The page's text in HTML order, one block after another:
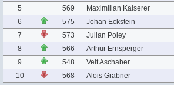
5
569
Maximilian Kaiserer
6
575
Johan Eckstein
7
573
Julian Poley
8
566
Arthur Ernsperger
9
548
Veit Aschaber
10
568 Alois Grabner